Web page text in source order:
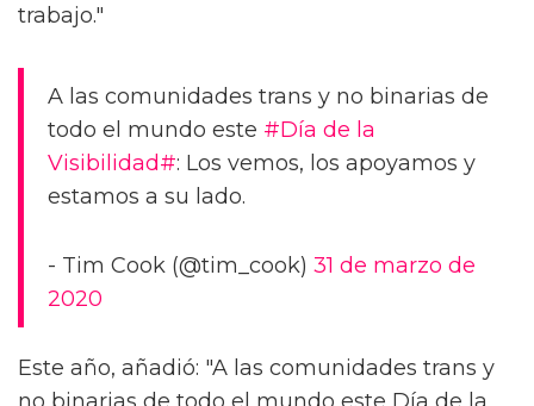
trabajo."
A las comunidades trans y no binarias de
todo el mundo este #Día de la
Visibilidad#: Los vemos, los apoyamos y
estamos a su lado.
- Tim Cook (@tim_cook) 31 de marzo de
2020
Este año, añadió: "A las comunidades trans y